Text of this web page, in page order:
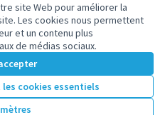
site Web pour améliorer la
Les cookies nous permettent
et un contenu plus
de médias sociaux.
cookies essentiels
Instagram
sur YouTube
sur GitHub
Licence
(Lien